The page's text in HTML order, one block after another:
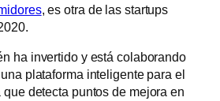
, es otra de las startups
ha invertido y está colaborando
plataforma inteligente para el
detecta puntos de mejora en